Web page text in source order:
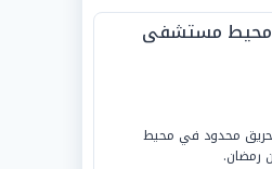
محيط مستشفى
حريق محدود في محيط
رمضان.